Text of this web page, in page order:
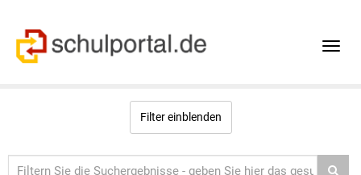
Toggle
Filter einblenden